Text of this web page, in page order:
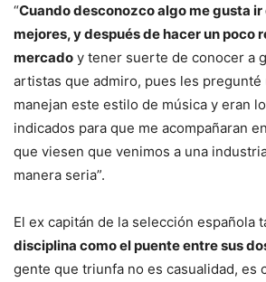
“Cuando desconozco algo me gusta ir
mejores, y después de hacer un poco
mercado y tener suerte de conocer a
artistas que admiro, pues les pregunté
manejan este estilo de música y eran
indicados para que me acompañaran
que viesen que venimos a una
manera seria”.
El ex capitán de la selección española
disciplina como el puente entre sus
gente que triunfa no es casualidad, es